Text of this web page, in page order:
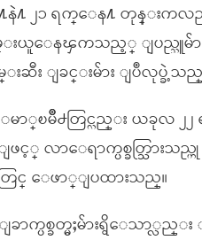
႔ ၂၁ ရက္ေန႔ တုန္းကလည္
ယူေနၾကသည့္ ျပည္သူမ်ားကို
းဆီး ျခင္းမ်ား ျပဳလုပ္ခဲ့သ
မာ္ၿမိဳ႕တြင္လည္း ယခုလ
ဖင့္ လာေရာက္ပစ္ခတ္သြားသည္
ြင္ ေဖာ္ျပထားသည္။
က္ပစ္ခတ္မႈမ်ားရွိေသာ္လည္း